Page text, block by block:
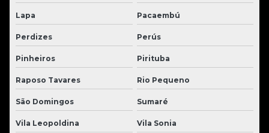
Lapa Pacaembú
Perdizes Perús
Pinheiros Pirituba
Raposo Tavares Rio Pequeno
São Domingos Sumaré
Vila Leopoldina
Vila Sonia